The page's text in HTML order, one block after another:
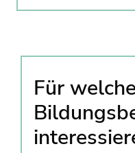
Für welche